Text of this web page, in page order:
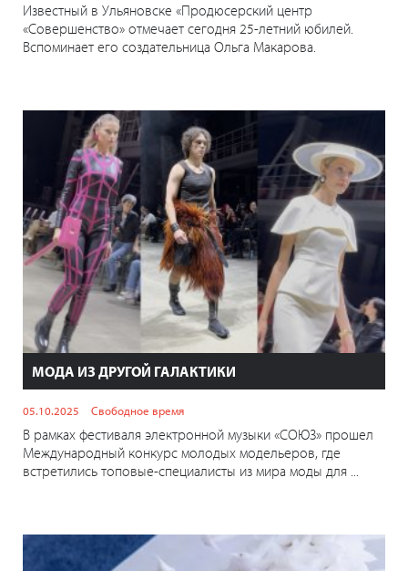
Известный в Ульяновске «Продюсерский центр
«Совершенство» отмечает сегодня 25-летний юбилей.
Вспоминает его создательница Ольга Макарова.
МОДА ИЗ ДРУГОЙ ГАЛАКТИКИ
05.10.2025 Свободное время
В рамках фестиваля электронной музыки «СОЮЗ» прошел
Международный конкурс молодых модельеров, где
встретились топовые-специалисты из мира моды для ...